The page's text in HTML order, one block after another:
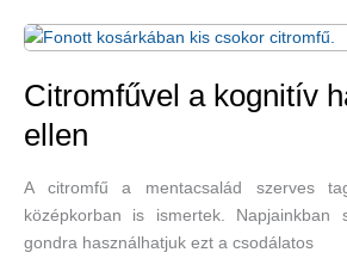
nem
több
Citromfűvel a kognitív
ellen
A citromfű a mentacsalád szerves
középkorban is ismertek. Napjainkban
gondra használhatjuk ezt a csodálatos